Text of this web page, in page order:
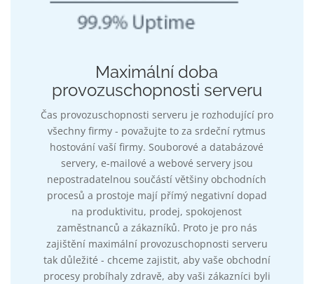
Maximální doba
provozuschopnosti serveru
Čas provozuschopnosti serveru je rozhodující pro
všechny firmy - považujte to za srdeční rytmus
hostování vaší firmy. Souborové a databázové
servery, e-mailové a webové servery jsou
nepostradatelnou součástí většiny obchodních
procesů a prostoje mají přímý negativní dopad
na produktivitu, prodej, spokojenost
zaměstnanců a zákazníků. Proto je pro nás
zajištění maximální provozuschopnosti serveru
tak důležité - chceme zajistit, aby vaše obchodní
procesy probíhaly zdravě, aby vaši zákazníci byli